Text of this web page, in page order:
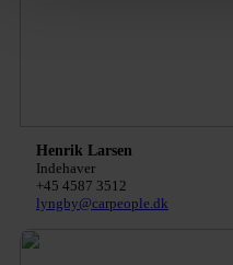
Henrik Larsen
Indehaver
+45 4587 3512
lyngby@carpeople.dk